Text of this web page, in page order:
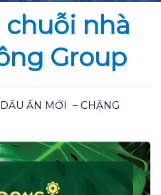
nhà
Group
ẤN MỚI – CHẶNG